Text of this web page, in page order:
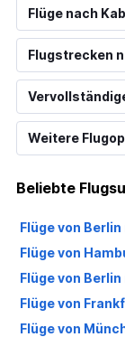
Flüge nach
Flugstrecken
Weitere
Beliebte
Flüge von Berlin
Flüge von
Flüge von
Flüge von
Flüge von